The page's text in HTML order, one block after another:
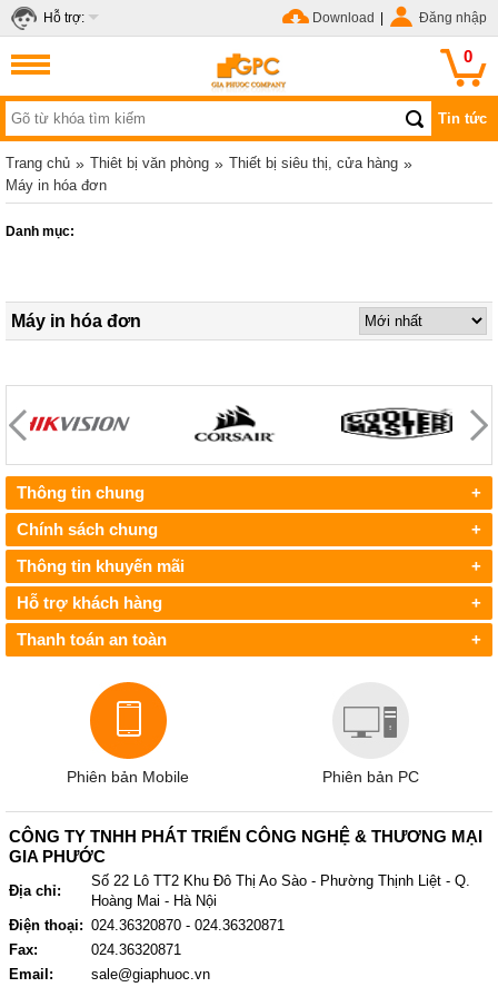
Hỗ trợ: Download Đăng nhập
0
Tin tức
Trang chủ » Thiêt bị văn phòng » Thiết bị siêu thị, cửa hàng »
Máy in hóa đơn
Danh mục:
Máy in hóa đơn
Thông tin chung
+
Chính sách chung
+
Thông tin khuyến mãi
+
Hỗ trợ khách hàng
+
Thanh toán an toàn
+
Phiên bản Mobile Phiên bản PC
CÔNG TY TNHH PHÁT TRIỂN CÔNG NGHỆ & THƯƠNG MẠI
GIA PHƯỚC
Địa chỉ:
Số 22 Lô TT2 Khu Đô Thị Ao Sào - Phường Thịnh Liệt - Q.
Hoàng Mai - Hà Nội
Điện thoại: 024.36320870 - 024.36320871
Fax:
024.36320871
Email:
sale@giaphuoc.vn